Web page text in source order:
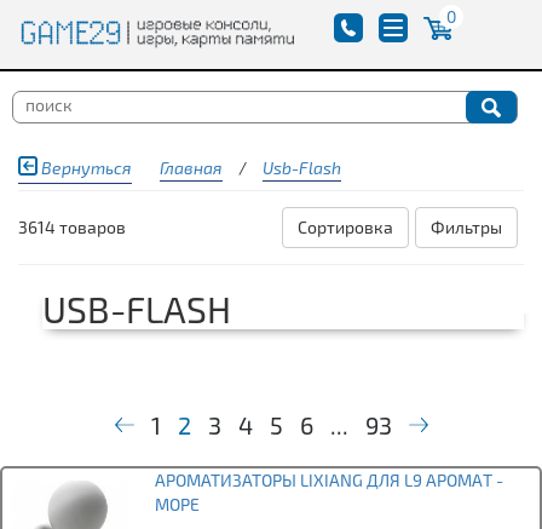
0
Вернуться Главная / Usb-Flash
3614 товаров Фильтры
Сортировка
USB-FLASH
1 2 3 4 5 6 ... 93
АРОМАТИЗАТОРЫ LIXIANG ДЛЯ L9 АРOМAТ -
MOPЕ